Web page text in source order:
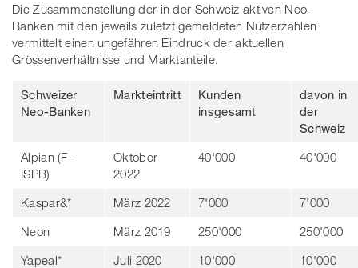
Die Zusammenstellung der in der Schweiz aktiven Neo-
Banken mit den jeweils zuletzt gemeldeten Nutzerzahlen
vermittelt einen ungefähren Eindruck der aktuellen
Grössenverhältnisse und Marktanteile.
Schweizer
Neo-Banken
Markteintritt
Kunden
insgesamt
davon in
der
Schweiz
Alpian (F-
ISPB)
Oktober
2022
40'000 40'000
Kaspar&* März 2022 7'000
7'000
Neon
März 2019 250'000
250'000
Yapeal*
Juli 2020 10'000
10'000